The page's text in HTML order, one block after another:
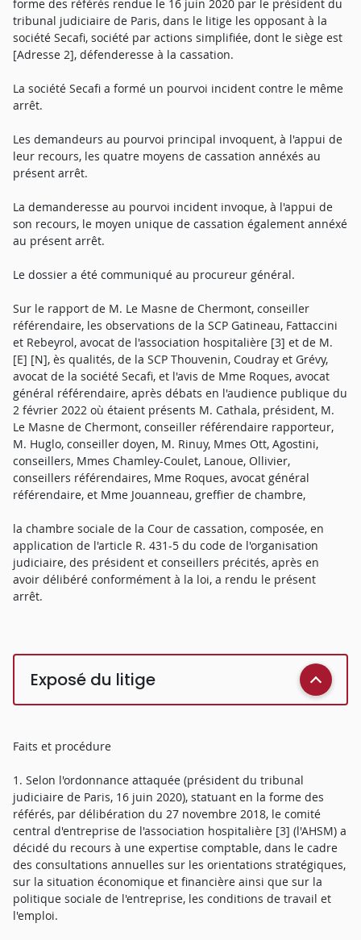
forme des référés rendue le 16 juin 2020 par le président du
tribunal judiciaire de Paris, dans le litige les opposant à la
société Secafi, société par actions simplifiée, dont le siège est
[Adresse 2], défenderesse à la cassation.
La société Secafi a formé un pourvoi incident contre le même
arrêt.
Les demandeurs au pourvoi principal invoquent, à l'appui de
leur recours, les quatre moyens de cassation annéxés au
présent arrêt.
La demanderesse au pourvoi incident invoque, à l'appui de
son recours, le moyen unique de cassation également annéxé
au présent arrêt.
Le dossier a été communiqué au procureur général.
Sur le rapport de M. Le Masne de Chermont, conseiller
référendaire, les observations de la SCP Gatineau, Fattaccini
et Rebeyrol, avocat de l'association hospitalière [3] et de M.
[E] [N], ès qualités, de la SCP Thouvenin, Coudray et Grévy,
avocat de la société Secafi, et l'avis de Mme Roques, avocat
général référendaire, après débats en l'audience publique du
2 février 2022 où étaient présents M. Cathala, président, M.
Le Masne de Chermont, conseiller référendaire rapporteur,
M. Huglo, conseiller doyen, M. Rinuy, Mmes Ott, Agostini,
conseillers, Mmes Chamley-Coulet, Lanoue, Ollivier,
conseillers référendaires, Mme Roques, avocat général
référendaire, et Mme Jouanneau, greffier de chambre,
la chambre sociale de la Cour de cassation, composée, en
application de l'article R. 431-5 du code de l'organisation
judiciaire, des président et conseillers précités, après en
avoir délibéré conformément à la loi, a rendu le présent
arrêt.
Exposé du litige
Faits et procédure
1. Selon l'ordonnance attaquée (président du tribunal
judiciaire de Paris, 16 juin 2020), statuant en la forme des
référés, par délibération du 27 novembre 2018, le comité
central d'entreprise de l'association hospitalière [3] (l'AHSM) a
décidé du recours à une expertise comptable, dans le cadre
des consultations annuelles sur les orientations stratégiques,
sur la situation économique et financière ainsi que sur la
politique sociale de l'entreprise, les conditions de travail et
l'emploi.